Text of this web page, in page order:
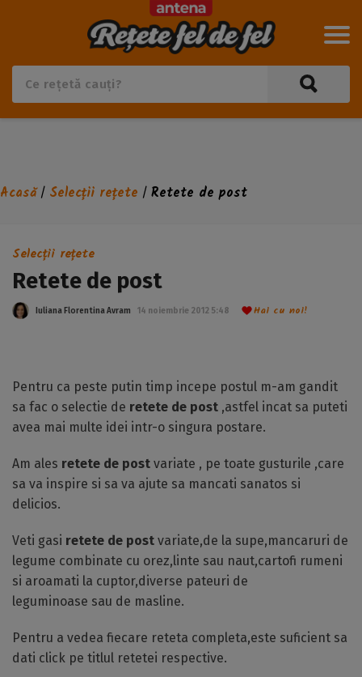
Acasă/ Selecții rețete / Retete de post
Selecții rețete
Retete de post
Iuliana Florentina Avram 14 noiembrie 2012 5:48 Hai cu noi!
Pentru ca peste putin timp incepe postul m-am gandit
sa fac o selectie de retete de post ,astfel incat sa puteti
avea mai multe idei intr-o singura postare.
Am ales retete de post variate , pe toate gusturile ,care
sa va inspire si sa va ajute sa mancati sanatos si
delicios.
Veti gasi retete de post variate,de la supe,mancaruri de
legume combinate cu orez,linte sau naut,cartofi rumeni
si aroamati la cuptor,diverse pateuri de
leguminoase sau de masline.
Pentru a vedea fiecare reteta completa,este suficient sa
dati click pe titlul retetei respective.